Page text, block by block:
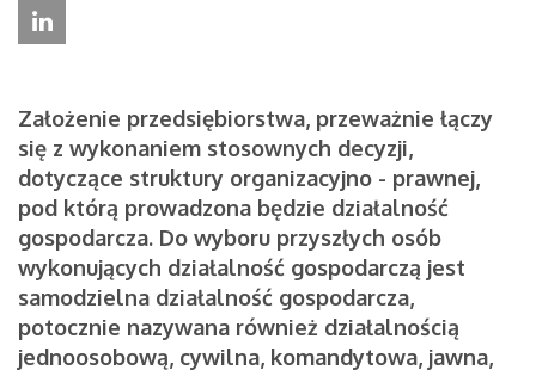
Założenie przedsiębiorstwa, przeważnie łączy
się z wykonaniem stosownych decyzji,
dotyczące struktury organizacyjno - prawnej,
pod którą prowadzona będzie działalność
gospodarcza. Do wyboru przyszłych osób
wykonujących działalność gospodarczą jest
samodzielna działalność gospodarcza,
potocznie nazywana również działalnością
jednoosobową, cywilna, komandytowa, jawna,